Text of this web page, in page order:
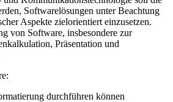
Softwarelösungen unter Beachtung
Aspekte zielorientiert einzusetzen.
von Software, insbesondere zur
Präsentation und
durchführen können